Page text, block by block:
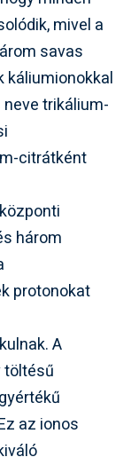
mivel a
savas
káliumionokkal
trikálium-
citrátként
három
protonokat
A
töltésű
az ionos